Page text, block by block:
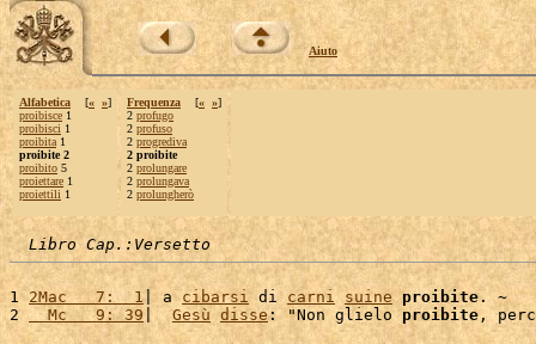
Aiuto
Alfabetica [« »]
proibisce 1
proibisci 1
proibita 1
proibite 2
proibito 5
proiettare 1
proiettili 1
Frequenza [« »]
2 profugo
2 profuso
2 progrediva
2 proibite
2 prolungare
2 prolungava
2 prolungherò
Libro Cap.:Versetto
1 2Mac   7:  1| a cibarsi di carni suine proibite . ~
2
  Mc   9: 39
| Gesù disse: "Non glielo proibite ,